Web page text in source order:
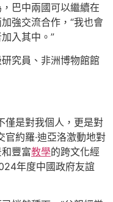
巴中兩國可以繼續在
強交流合作，“我也會
入其中。”
究員、非洲博物館館
僅是對我個人，更是對
官約羅·迪亞洛激動地對
豐富教學的跨文化經
年度中國政府友誼